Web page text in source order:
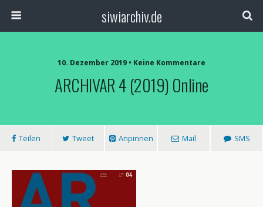
siwiarchiv.de
10. Dezember 2019 • Keine Kommentare
ARCHIVAR 4 (2019) Online
Teilen Tweet Anpinnen Mail SMS